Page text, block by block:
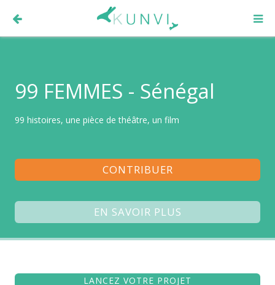
99 FEMMES - Sénégal
99 histoires, une pièce de théâtre, un film
CONTRIBUER
EN SAVOIR PLUS
LANCEZ VOTRE PROJET